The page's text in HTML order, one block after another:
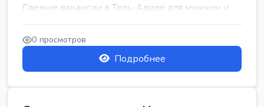
Свежие вакансии в Тель-Авиве для мужчин и
женщин от хозя...
0 просмотров
Подробнее